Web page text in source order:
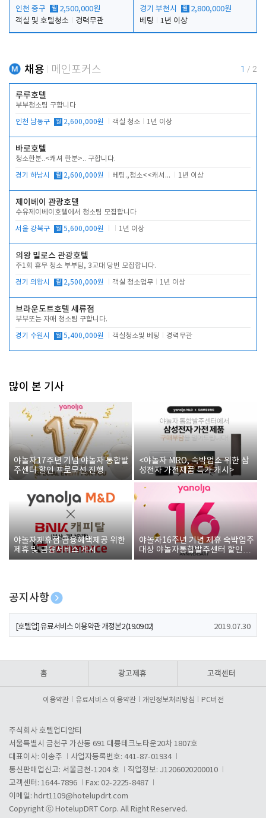
인천 중구 월 2,500,000원
객실 및 호텔청소
경력무관
경기 부천시 월 2,800,000원
베팅
1년 이상
채용 메인포커스 1 / 2
루루호텔
부부청소팀 구합니다
인천 남동구 월 2,600,000원 객실 청소 1년 이상
바로호텔
청소한분..<캐셔 한분>.. 구합니다.
경기 하남시 월 2,600,000원 베팅.,청소<<캐셔 모셔봅니다. 1년 이상
제이베이 관광호텔
수유제이베이호텔에서 청소팀 모집합니다
서울 강북구 월 5,600,000원 1년 이상
의왕 밀로스 관광호텔
주1회 휴무 청소 부부팀, 3교대 당번 모집합니다.
경기 의왕시 월 2,500,000원 객실 청소업무 1년 이상
브라운도트호텔 세류점
부부또는 자매 청소팀 구합니다.
경기 수원시 월 5,400,000원 객실청소및 베팅 경력무관
많이 본 기사
야놀자17주년 기념 야놀자 통합발
주센터 할인 프로모션 진행
<야놀자 MRO, 숙박업소 위한 삼
성전자 가전제품 특가 개시>
야놀자제휴점 금융혜택제공 위한
제휴 및 금융서비스 게시
야놀자16주년 기념 제휴 숙박업주
대상 야놀자통합발주센터 할인쿠
폰 증정
공지사항
[호텔업] 개인정보 처리방침 개정본1 (19.09.02)
[호텔업] 유료서비스 이용약관 개정본2 (19.09.02) 2019.07.30
홈 광고제휴 고객센터
이용약관 유료서비스 이용약관 개인정보처리방침 PC버전
주식회사 호텔업디알티
서울특별시 금천구 가산동 691 대륭테크노타운20차 1807호
대표이사: 이송주
사업자등록번호: 441-87-01934
통신판매업신고: 서울금천-1204 호
직업정보: J1206020200010
고객센터: 1644-7896
Fax: 02-2225-8487
이메일: hdrt1109@hotelupdrt.com
Copyright ⓒ HotelupDRT Corp. All Right Reserved.